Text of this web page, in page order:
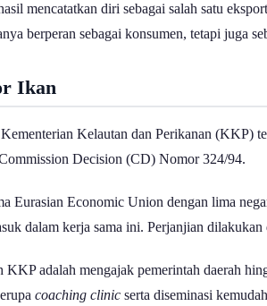
mencatatkan diri sebagai salah satu
berperan sebagai konsumen, tetapi juga
Ikan
Kelautan dan Perikanan (KKP)
Decision (CD) Nomor 324/94.
Eurasian Economic Union dengan lima
dalam kerja sama ini. Perjanjian
adalah mengajak pemerintah daerah
coaching clinic serta diseminasi